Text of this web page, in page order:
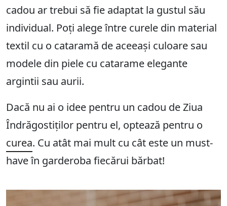
cadou ar trebui să fie adaptat la gustul său
individual. Poți alege între curele din material
textil cu o cataramă de aceeași culoare sau
modele din piele cu catarame elegante
argintii sau aurii.
Dacă nu ai o idee pentru un cadou de Ziua
Îndrăgostiților pentru el, optează pentru o
curea. Cu atât mai mult cu cât este un must-
have în garderoba fiecărui bărbat!